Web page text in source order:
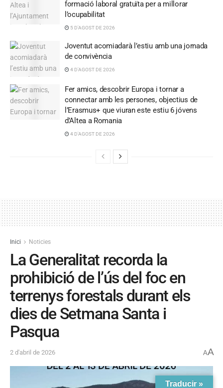
formació laboral gratuïta per a millorar
l’ocupabilitat
5 D'AGOST DE 2026
Joventut acomiadarà l’estiu amb una jornada
de convivència
4 D'AGOST DE 2026
Fer amics, descobrir Europa i tornar a
connectar amb les persones, objectius de
l’Erasmus+ que viuran este estiu 6 jóvens
d’Altea a Romania
4 D'AGOST DE 2026
Inici Noticies
La Generalitat recorda la
prohibició de l’ús del foc en
terrenys forestals durant els
dies de Setmana Santa i
Pasqua
2 d'abril de 2026 AA
Traducir »